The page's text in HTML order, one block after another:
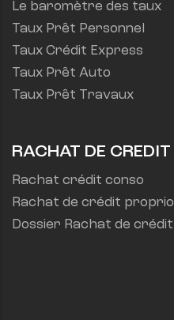
Le baromètre des taux
Taux Prêt Personnel
Taux Crédit Express
Taux Prêt Auto
Taux Prêt Travaux
RACHAT DE CREDIT
Rachat crédit conso
Rachat de crédit proprio
Dossier Rachat de crédit